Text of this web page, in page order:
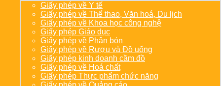
Giấy phép về Y tế
Giấy phép về Thể thao, Văn hoá, Du lịch
Giấy phép về Khoa học công nghệ
Giấy phép Giáo dục
Giấy phép về Phân bón
Giấy phép về Rượu và Đồ uống
Giấy phép kinh doanh cầm đồ
Giấy phép về Hoá chất
Giấy phép Thực phẩm chức năng